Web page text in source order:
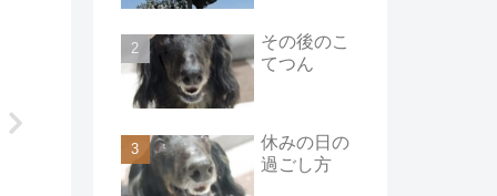
その後のこ
てつん
休みの日の
過ごし方